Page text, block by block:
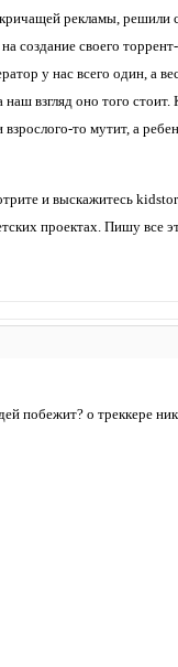
рекламы, решили
создание своего
у нас всего один, а
взгляд оно того стоит.
то мутит, а
и выскажитесь
проектах. Пишу все
побежит? о треккере